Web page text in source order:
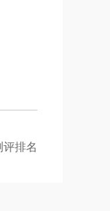
排名